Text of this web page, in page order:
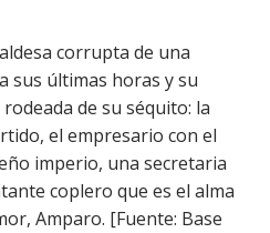
corrupta de una
sus últimas horas y su
de su séquito: la
el empresario con el
imperio, una secretaria
coplero que es el alma
Amparo. [Fuente: Base